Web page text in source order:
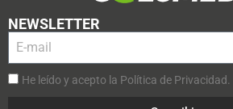
NEWSLETTER
He leído y acepto la Política de Privacidad.